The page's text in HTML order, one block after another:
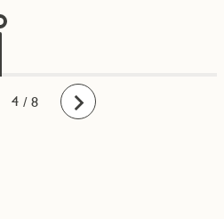
Framåt
1
2
3
4
5
6
7
8 / 8